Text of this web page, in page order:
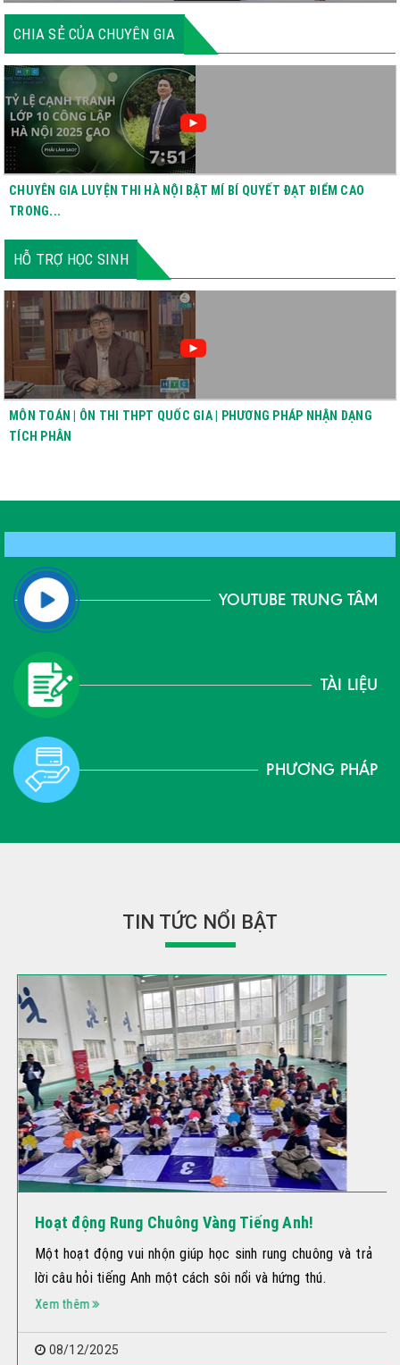
CHIA SẺ CỦA CHUYÊN GIA
CHUYÊN GIA LUYỆN THI HÀ NỘI BẬT MÍ BÍ QUYẾT ĐẠT ĐIỂM CAO
TRONG...
HỖ TRỢ HỌC SINH
MÔN TOÁN | ÔN THI THPT QUỐC GIA | PHƯƠNG PHÁP NHẬN DẠNG
TÍCH PHÂN
YOUTUBE TRUNG TÂM
TÀI LIỆU
PHƯƠNG PHÁP
TIN TỨC NỔI BẬT
Hoạt động Rung Chuông Vàng Tiếng Anh!
Một hoạt động vui nhộn giúp học sinh rung chuông và trả
lời câu hỏi tiếng Anh một cách sôi nổi và hứng thú.
Xem thêm
08/12/2025